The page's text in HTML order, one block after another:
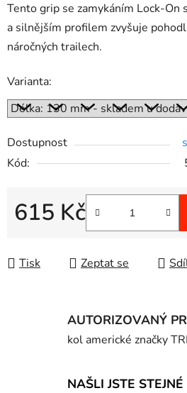
Tento grip se zamykáním Lock-On
a silnějším profilem zvyšuje
náročných trailech.
Varianta:
Dostupnost
Kód:
615 Kč
Tisk Zeptat se
AUTORIZOVANÝ
kol americké značky
NAŠLI JSTE